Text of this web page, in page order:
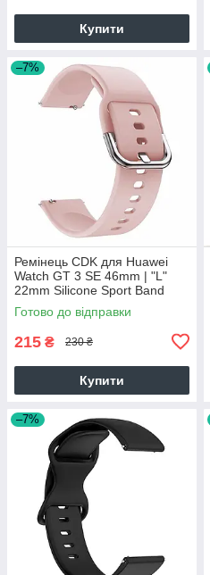
Купити
–7%
Ремінець CDK для Huawei
Watch GT 3 SE 46mm | "L"
22mm Silicone Sport Band
Classic (011018) (pink)
Готово до відправки
215 ₴ 230 ₴
Купити
–7%